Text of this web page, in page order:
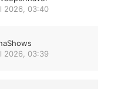
2026, 03:40
2026, 03:39